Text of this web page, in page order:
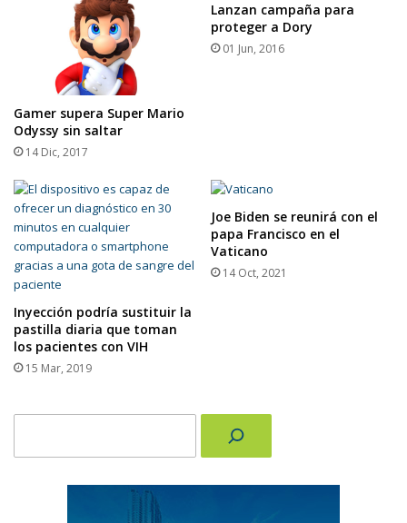
Gamer supera Super Mario
Odyssy sin saltar
14 Dic, 2017
Lanzan campaña para
proteger a Dory
01 Jun, 2016
Inyección podría sustituir la
pastilla diaria que toman
los pacientes con VIH
15 Mar, 2019
Joe Biden se reunirá con el
papa Francisco en el
Vaticano
14 Oct, 2021